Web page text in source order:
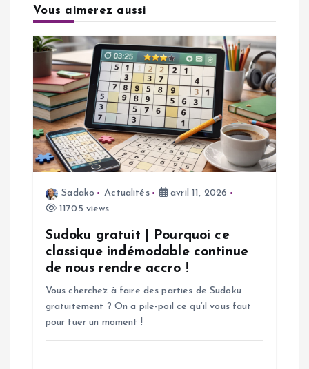
t
o
n
d
Vous aimerez aussi
Sadako Actualités
avril 11, 2026
11705 views
Sudoku gratuit | Pourquoi ce
classique indémodable continue
de nous rendre accro !
Vous cherchez à faire des parties de Sudoku
gratuitement ? On a pile-poil ce qu’il vous faut
pour tuer un moment !